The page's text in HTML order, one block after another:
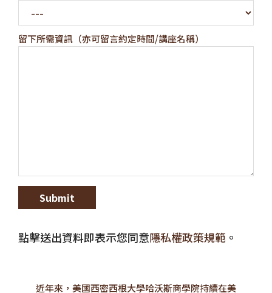
留下所需資訊（亦可留言約定時間/講座名稱）
點擊送出資料即表示您同意隱私權政策規範 。
近年來，美國西密西根大學哈沃斯商學院持續在美